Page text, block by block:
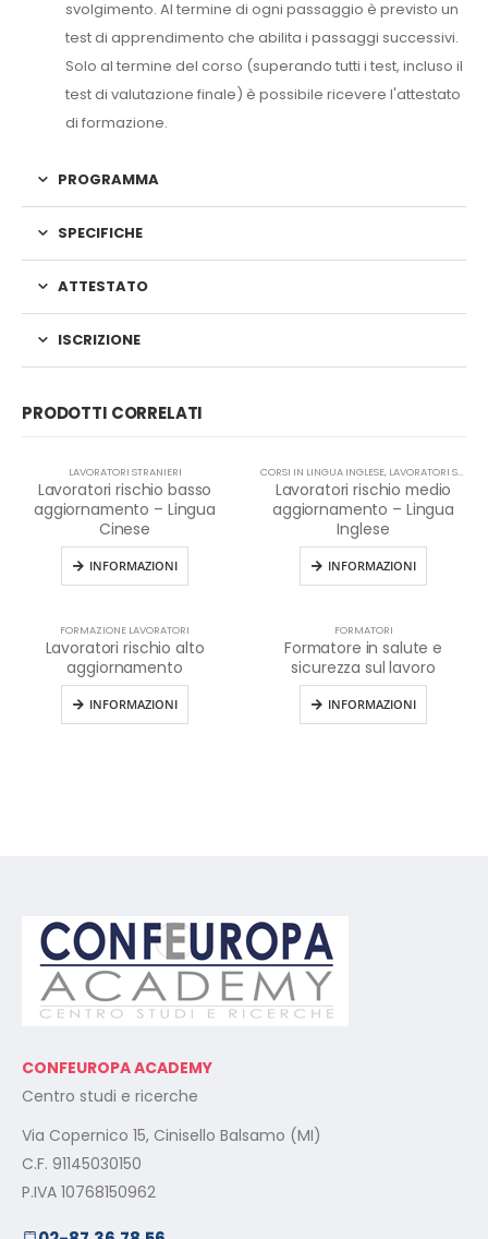
svolgimento. Al termine di ogni passaggio è previsto un
test di apprendimento che abilita i passaggi successivi.
Solo al termine del corso (superando tutti i test, incluso il
test di valutazione finale) è possibile ricevere l'attestato
di formazione.
PROGRAMMA
SPECIFICHE
ATTESTATO
ISCRIZIONE
PRODOTTI CORRELATI
LAVORATORI STRANIERI
Lavoratori rischio basso
aggiornamento – Lingua
Cinese
INFORMAZIONI
CORSI IN LINGUA INGLESE, LAVORATORI STRANIERI
Lavoratori rischio medio
aggiornamento – Lingua
Inglese
INFORMAZIONI
FORMAZIONE LAVORATORI
Lavoratori rischio alto
aggiornamento
INFORMAZIONI
FORMATORI
Formatore in salute e
sicurezza sul lavoro
INFORMAZIONI
CONFEUROPA ACADEMY
Centro studi e ricerche
Via Copernico 15, Cinisello Balsamo (MI)
C.F. 91145030150
P.IVA 10768150962